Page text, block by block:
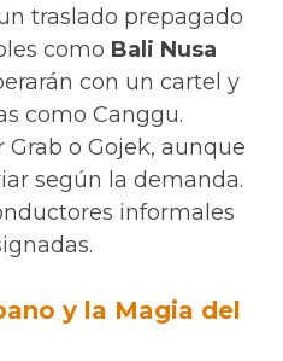
traslado prepagado
como Bali Nusa
con un cartel y
como Canggu.
o Gojek, aunque
según la demanda.
informales
y la Magia del